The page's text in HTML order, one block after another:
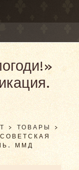
>ТОВАРЫ >
ММД